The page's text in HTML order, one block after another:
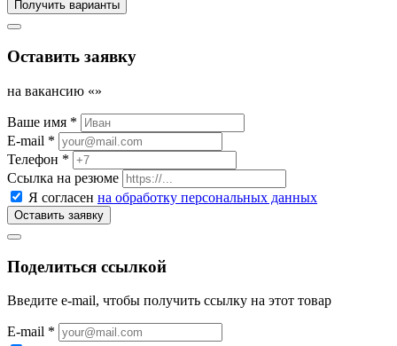
Оставить заявку
на вакансию «»
Ваше имя *
E-mail *
Телефон *
Ссылка на резюме
Я согласен на обработку персональных данных
Поделиться ссылкой
Введите e-mail, чтобы получить ссылку на этот товар
E-mail *